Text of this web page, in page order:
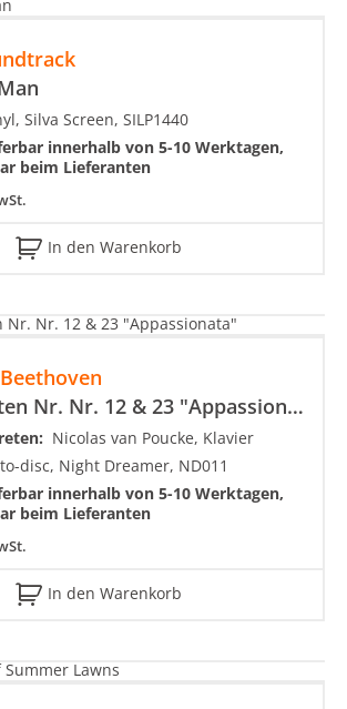
Silva Screen, SILP1440
innerhalb von 5-10 Werktagen,
beim Lieferanten
In den Warenkorb
Klaviersonaten Nr. Nr. 12 & 23 "Appassionata"
Nicolas van Poucke, Klavier
disc, Night Dreamer, ND011
innerhalb von 5-10 Werktagen,
beim Lieferanten
In den Warenkorb